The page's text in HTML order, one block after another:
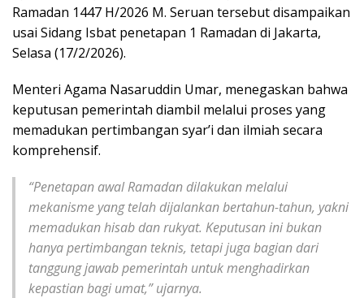
Ramadan 1447 H/2026 M. Seruan tersebut disampaikan
usai Sidang Isbat penetapan 1 Ramadan di Jakarta,
Selasa (17/2/2026).
Menteri Agama Nasaruddin Umar, menegaskan bahwa
keputusan pemerintah diambil melalui proses yang
memadukan pertimbangan syar’i dan ilmiah secara
komprehensif.
“Penetapan awal Ramadan dilakukan melalui
mekanisme yang telah dijalankan bertahun-tahun, yakni
memadukan hisab dan rukyat. Keputusan ini bukan
hanya pertimbangan teknis, tetapi juga bagian dari
tanggung jawab pemerintah untuk menghadirkan
kepastian bagi umat,” ujarnya.